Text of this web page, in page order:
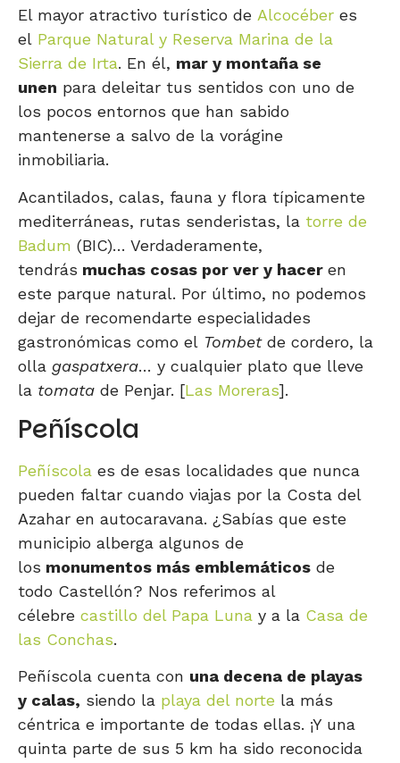
El mayor atractivo turístico de Alcocéber es
el Parque Natural y Reserva Marina de la
Sierra de Irta. En él, mar y montaña se
unen para deleitar tus sentidos con uno de
los pocos entornos que han sabido
mantenerse a salvo de la vorágine
inmobiliaria.
Acantilados, calas, fauna y flora típicamente
mediterráneas, rutas senderistas, la torre de
Badum (BIC)… Verdaderamente,
tendrás muchas cosas por ver y hacer en
este parque natural. Por último, no podemos
dejar de recomendarte especialidades
gastronómicas como el Tombet de cordero, la
olla gaspatxera… y cualquier plato que lleve
la tomata de Penjar. [Las Moreras].
Peñíscola
Peñíscola es de esas localidades que nunca
pueden faltar cuando viajas por la Costa del
Azahar en autocaravana. ¿Sabías que este
municipio alberga algunos de
los monumentos más emblemáticos de
todo Castellón? Nos referimos al
célebre castillo del Papa Luna y a la Casa de
las Conchas.
Peñíscola cuenta con una decena de playas
y calas, siendo la playa del norte la más
céntrica e importante de todas ellas. ¡Y una
quinta parte de sus 5 km ha sido reconocida